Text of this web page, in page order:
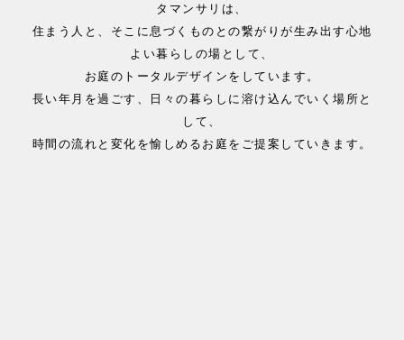
タマンサリは、
住まう人と、そこに息づくものとの繋がりが生み出す心地
よい暮らしの場として、
お庭のトータルデザインをしています。
長い年月を過ごす、日々の暮らしに溶け込んでいく場所と
して、
時間の流れと変化を愉しめるお庭をご提案していきます。